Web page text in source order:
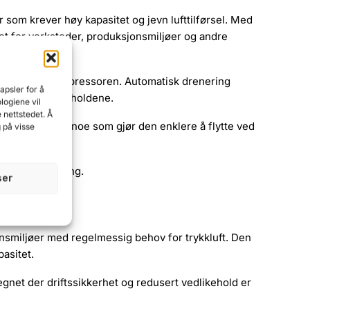
for å
vil
nettstedet. Å
visse
krever høy kapasitet og jevn lufttilførsel. Med
for verksteder, produksjonsmiljøer og andre
fra kompressoren. Automatisk drenering
etter driftsforholdene.
med hjul, noe som gjør den enklere å flytte ved
strømtilkobling.
med regelmessig behov for trykkluft. Den
der driftssikkerhet og redusert vedlikehold er